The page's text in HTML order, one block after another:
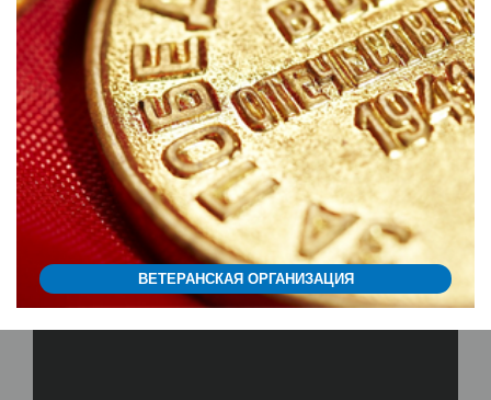
ВЕТЕРАНСКАЯ ОРГАНИЗАЦИЯ